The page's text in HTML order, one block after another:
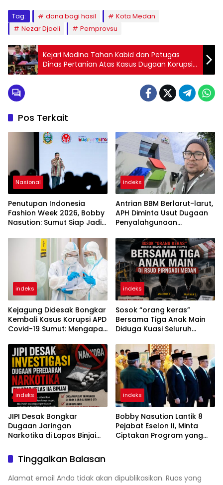
Tag: dana bagi hasil
Kota Medan
Nezar Djoeli
Pemprovsu
Kejari Madina Tahan Kabid dan Petugas
Dinas Pertanian Atas Kasus Dugaan Korupsi
Dana PSR Rp.1,9 Miliar
Pos Terkait
Nasional
Penutupan Indonesia
Fashion Week 2026, Bobby
Nasution: Sumut Siap Jadi
Lewat Wastra
indeks
Antrian BBM Berlarut-larut,
APH Diminta Usut Dugaan
Penyalahgunaan
Pertamina
indeks
Kejagung Didesak Bongkar
Kembali Kasus Korupsi APD
Covid-19 Sumut: Mengapa
Kini Tak Tersentuh?
indeks
Sosok “orang keras”
Bersama Tiga Anak Main
Diduga Kuasi Seluruh
Medan
indeks
JIPI Desak Bongkar
Dugaan Jaringan
Narkotika di Lapas Binjai
Warga Binaan
indeks
Bobby Nasution Lantik 8
Pejabat Eselon II, Minta
Ciptakan Program yang
Tinggalkan Balasan
Alamat email Anda tidak akan dipublikasikan. Ruas yang